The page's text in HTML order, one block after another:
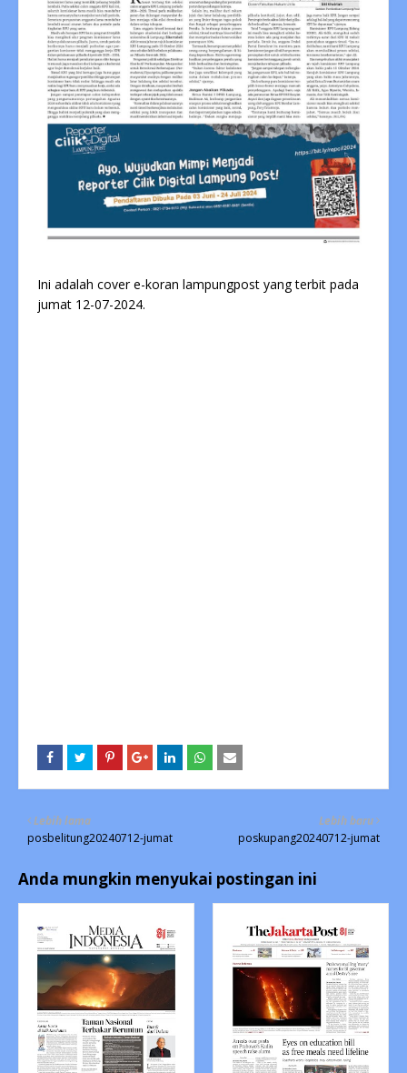
Ini adalah cover e-koran lampungpost yang terbit pada
jumat 12-07-2024.
Lebih baru
poskupang20240712-jumat
Lebih lama
posbelitung20240712-jumat
Anda mungkin menyukai postingan ini